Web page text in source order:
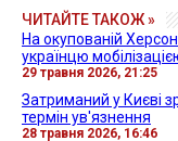
ЧИТАЙТЕ ТАКОЖ »
На окупованій
українцю
29 травня 2026, 21:25
Затриманий у Києві
термін ув'язнення
28 травня 2026, 16:46